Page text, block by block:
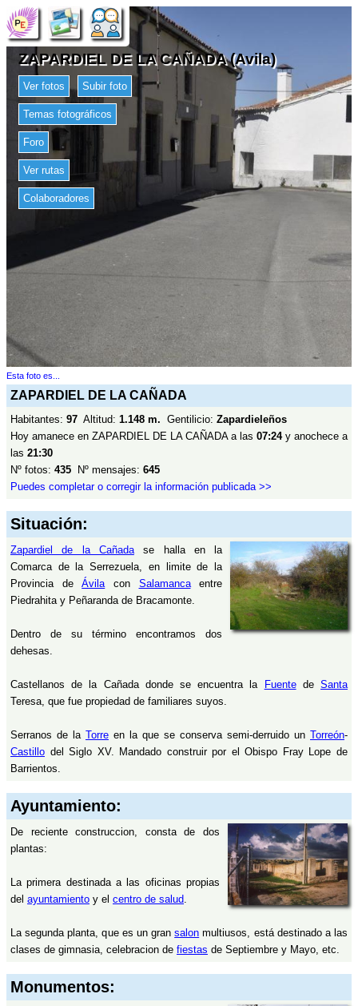
ZAPARDIEL DE LA CAÑADA (Avila)
Ver fotos Subir foto
Temas fotográficos
Foro
Ver rutas
Colaboradores
Esta foto es...
ZAPARDIEL DE LA CAÑADA
Habitantes: 97 Altitud: 1.148 m. Gentilicio: Zapardieleños
Hoy amanece en ZAPARDIEL DE LA CAÑADA a las 07:24y anochece a
las 21:30
Nº fotos: 435 Nº mensajes: 645
Puedes completar o corregir la información publicada >>
Situación:
Zapardiel de la Cañadase halla en la
Comarca de la Serrezuela, en limite de la
Provincia deÁvilacon Salamancaentre
Piedrahita y Peñaranda de Bracamonte.
Dentro de su término encontramos dos
dehesas.
Castellanos de la Cañada donde se encuentra la FuentedeSanta
Teresa, que fue propiedad de familiares suyos.
Serranos de la Torre en la que se conserva semi-derruido un Torreón-
Castillo del Siglo XV. Mandado construir por el Obispo Fray Lope de
Barrientos.
Ayuntamiento:
De reciente construccion, consta de dos
plantas:
La primera destinada a las oficinas propias
del ayuntamiento y el centro de salud.
La segunda planta, que es un gransalon multiusos, está destinado a las
clases de gimnasia, celebracion de fiestas de Septiembre y Mayo, etc.
Monumentos: